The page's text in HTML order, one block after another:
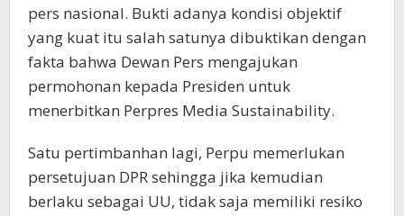
pers nasional. Bukti adanya kondisi objektif
yang kuat itu salah satunya dibuktikan dengan
fakta bahwa Dewan Pers mengajukan
permohonan kepada Presiden untuk
menerbitkan Perpres Media Sustainability.
Satu pertimbanhan lagi, Perpu memerlukan
persetujuan DPR sehingga jika kemudian
berlaku sebagai UU, tidak saja memiliki resiko